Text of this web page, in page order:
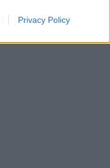
Privacy Policy